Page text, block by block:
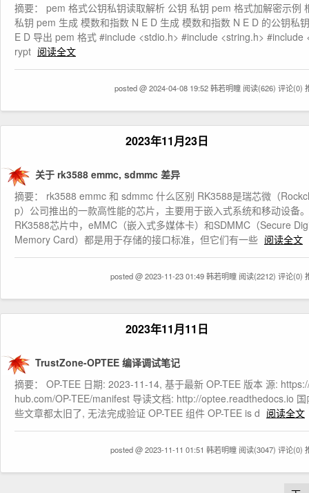
摘要： pem 格式公钥私钥读取解析 公钥 私钥 pem 格式加解密示例
私钥 pem 生成 模数和指数 N E D 生成 模数和指数 N E D 的公钥私
E D 导出 pem 格式 #include <stdio.h> #include <string.h> #include
rypt 阅读全文
posted @ 2024-04-08 19:52 韩若明瞳 阅读(626) 评论(0)
2023年11月23日
关于 rk3588 emmc, sdmmc 差异
摘要： rk3588 emmc 和 sdmmc 什么区别 RK3588是瑞芯微（
p）公司推出的一款高性能的芯片，主要用于嵌入式系统和移动设备
RK3588芯片中，eMMC（嵌入式多媒体卡）和SDMMC（Secure
Memory Card）都是用于存储的接口标准，但它们有一些 阅读全文
posted @ 2023-11-23 01:49 韩若明瞳 阅读(2212) 评论(0)
2023年11月11日
TrustZone-OPTEE 编译调试笔记
摘要： OP-TEE 日期: 2023-11-14, 基于最新 OP-TEE 版本 源:
hub.com/OP-TEE/manifest 导读文档: http://optee.readthedocs.io 国
些文章都太旧了, 无法完成验证 OP-TEE 组件 OP-TEE is d 阅读全文
posted @ 2023-11-11 01:51 韩若明瞳 阅读(3047) 评论(0)